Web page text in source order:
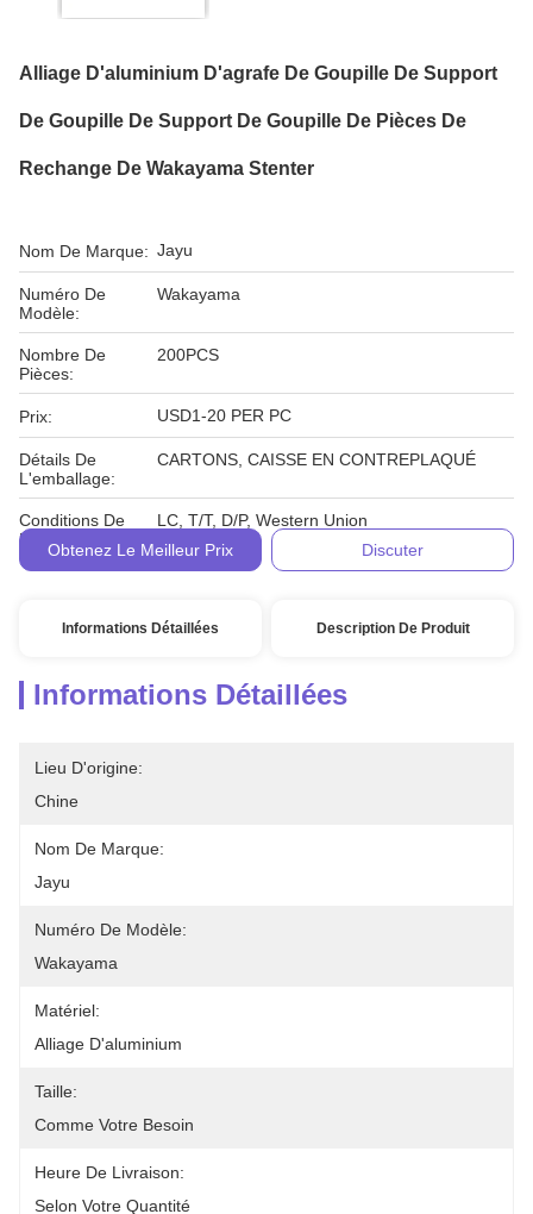
Alliage D'aluminium D'agrafe De Goupille De Support
De Goupille De Support De Goupille De Pièces De
Rechange De Wakayama Stenter
Nom De Marque: Jayu
Numéro De
Modèle:
Wakayama
Nombre De
Pièces:
200PCS
Prix: USD1-20 PER PC
Détails De
L'emballage:
CARTONS, CAISSE EN CONTREPLAQUÉ
Conditions De
Paiement:
LC, T/T, D/P, Western Union
Obtenez Le Meilleur Prix
Discuter
Informations Détaillées Description De Produit
Informations Détaillées
Lieu D'origine:
Chine
Nom De Marque:
Jayu
Numéro De Modèle:
Wakayama
Matériel:
Alliage D'aluminium
Taille:
Comme Votre Besoin
Heure De Livraison:
Selon Votre Quantité